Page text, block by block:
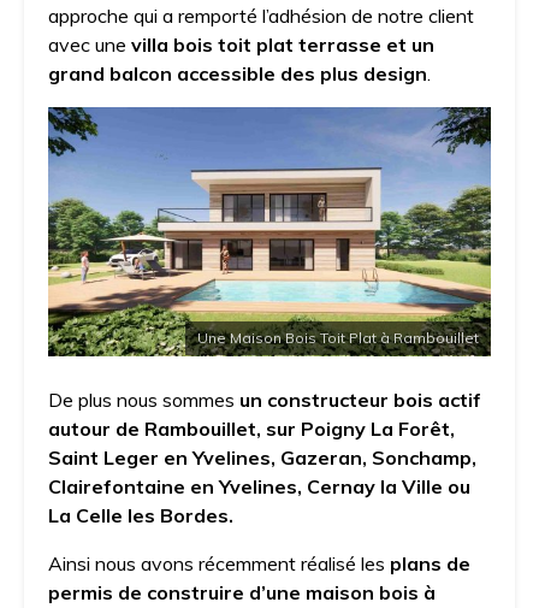
approche qui a remporté l’adhésion de notre client
avec une villa bois toit plat terrasse et un
grand balcon accessible des plus design
Une Maison Bois Toit Plat à Rambouillet
De plus nous sommes un constructeur bois actif
autour de Rambouillet, sur Poigny La Forêt,
Saint Leger en Yvelines, Gazeran, Sonchamp,
Clairefontaine en Yvelines, Cernay la Ville ou
La Celle les Bordes.
Ainsi nous avons récemment réalisé les plans de
permis de construire d’une maison bois à